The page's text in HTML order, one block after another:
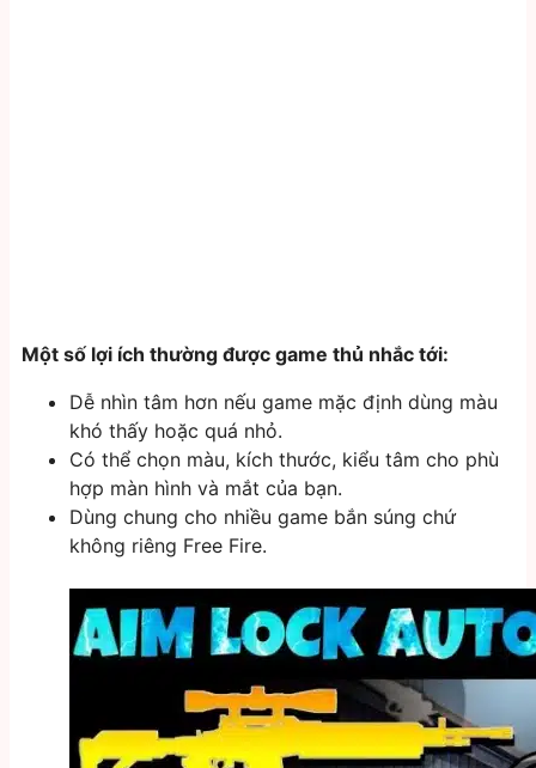
Một số lợi ích thường được game thủ nhắc tới:
Dễ nhìn tâm hơn nếu game mặc định dùng màu
khó thấy hoặc quá nhỏ.
Có thể chọn màu, kích thước, kiểu tâm cho phù
hợp màn hình và mắt của bạn.
Dùng chung cho nhiều game bắn súng chứ
không riêng Free Fire.